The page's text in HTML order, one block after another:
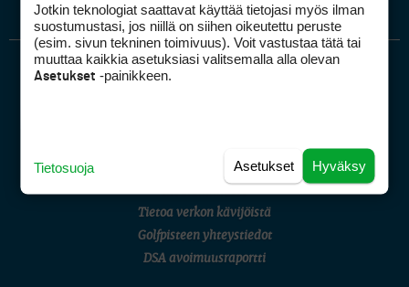
Golfpiste mediakortti
Tietoa verkon kävijöistä
Golfpisteen yhteystiedot
DSA avoimuusraportti
Jotkin teknologiat saattavat käyttää tietojasi myös ilman
suostumustasi, jos niillä on siihen oikeutettu peruste
(esim. sivun tekninen toimivuus). Voit vastustaa tätä tai
muuttaa kaikkia asetuksiasi valitsemalla alla olevan
Asetukset -painikkeen.
Hyväksy
Asetukset
Tietosuoja